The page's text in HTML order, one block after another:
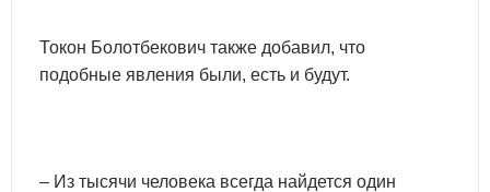
Токон Болотбекович также добавил, что
подобные явления были, есть и будут.
– Из тысячи человека всегда найдется один